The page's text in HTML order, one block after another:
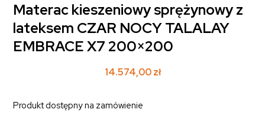
Materac kieszeniowy sprężynowy z
lateksem CZAR NOCY TALALAY
EMBRACE X7 200×200
14.574,00zł
Produkt dostępny na zamówienie